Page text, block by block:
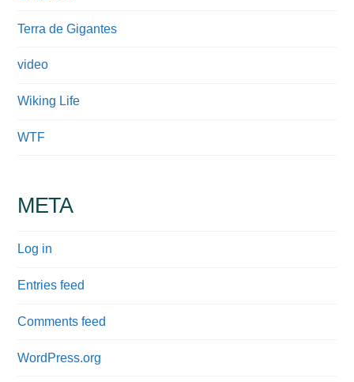
Terra de Gigantes
video
Wiking Life
WTF
META
Log in
Entries feed
Comments feed
WordPress.org